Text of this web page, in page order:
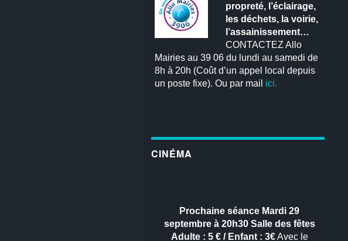
propreté, l’éclairage,
les déchets, la voirie,
l’assainissement…
CONTACTEZ Allo
Mairies au 39 06 du lundi au samedi de
8h à 20h (Coût d’un appel local depuis
un poste fixe). Ou par mail ici.
CINÉMA
Prochaine séance Mardi 29
septembre à 20h30 Salle des fêtes
Adulte : 5 € / Enfant : 3€Avec le